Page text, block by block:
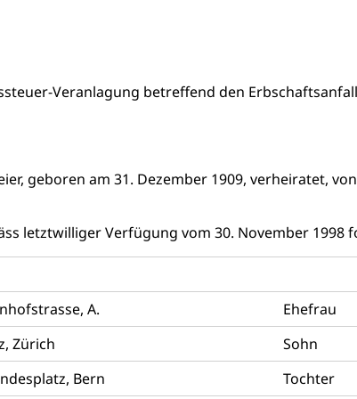
Veranlagung betreffend den
geboren am 31. Dezember 1909, verheiratet,
letztwilliger Verfügung vom 30. November 1998
A. Ehefrau
Zürich Sohn
Bern Tochter
Waffentragen, Selbstverteidigung
Erwerbsausfallentschädigung (WAS Luzern)
Lebensformen
Gleichstellung Menschen